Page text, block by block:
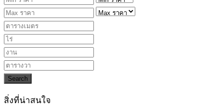
Search
สิ่งที่น่าสนใจ